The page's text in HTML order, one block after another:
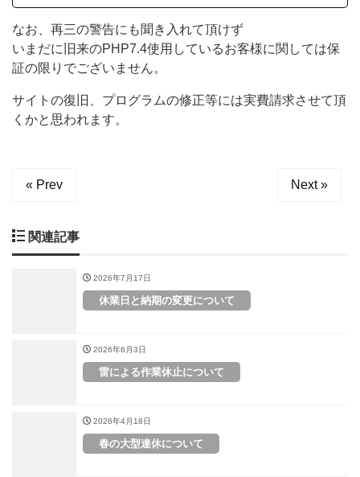
なお、再三の警告にも聞き入れて頂けず
いまだに旧来のPHP7.4使用しているお客様に関しては保
証の限りでございません。
サイトの復旧、プログラムの修正等には実費請求させて頂
くかと思われます。
« Prev Next »
関連記事
2026年7月17日
休業日と納期の変更について
2026年6月3日
雷による作業休止について
2026年4月18日
春の大型連休について